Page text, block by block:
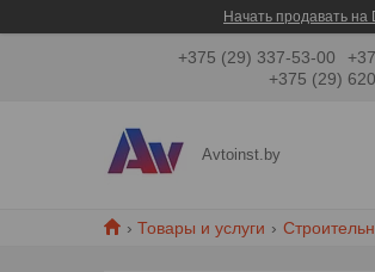
Начать продавать на
+375 (29) 337-53-00
+375 (29)
Avtoinst.by
Товары и услуги